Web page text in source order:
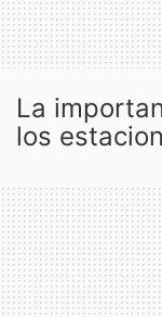
la importancia de la arquitectura en
los